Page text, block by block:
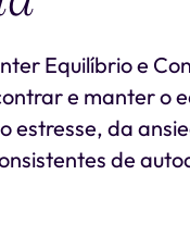
Equilíbrio e
e manter o
estresse, da
de